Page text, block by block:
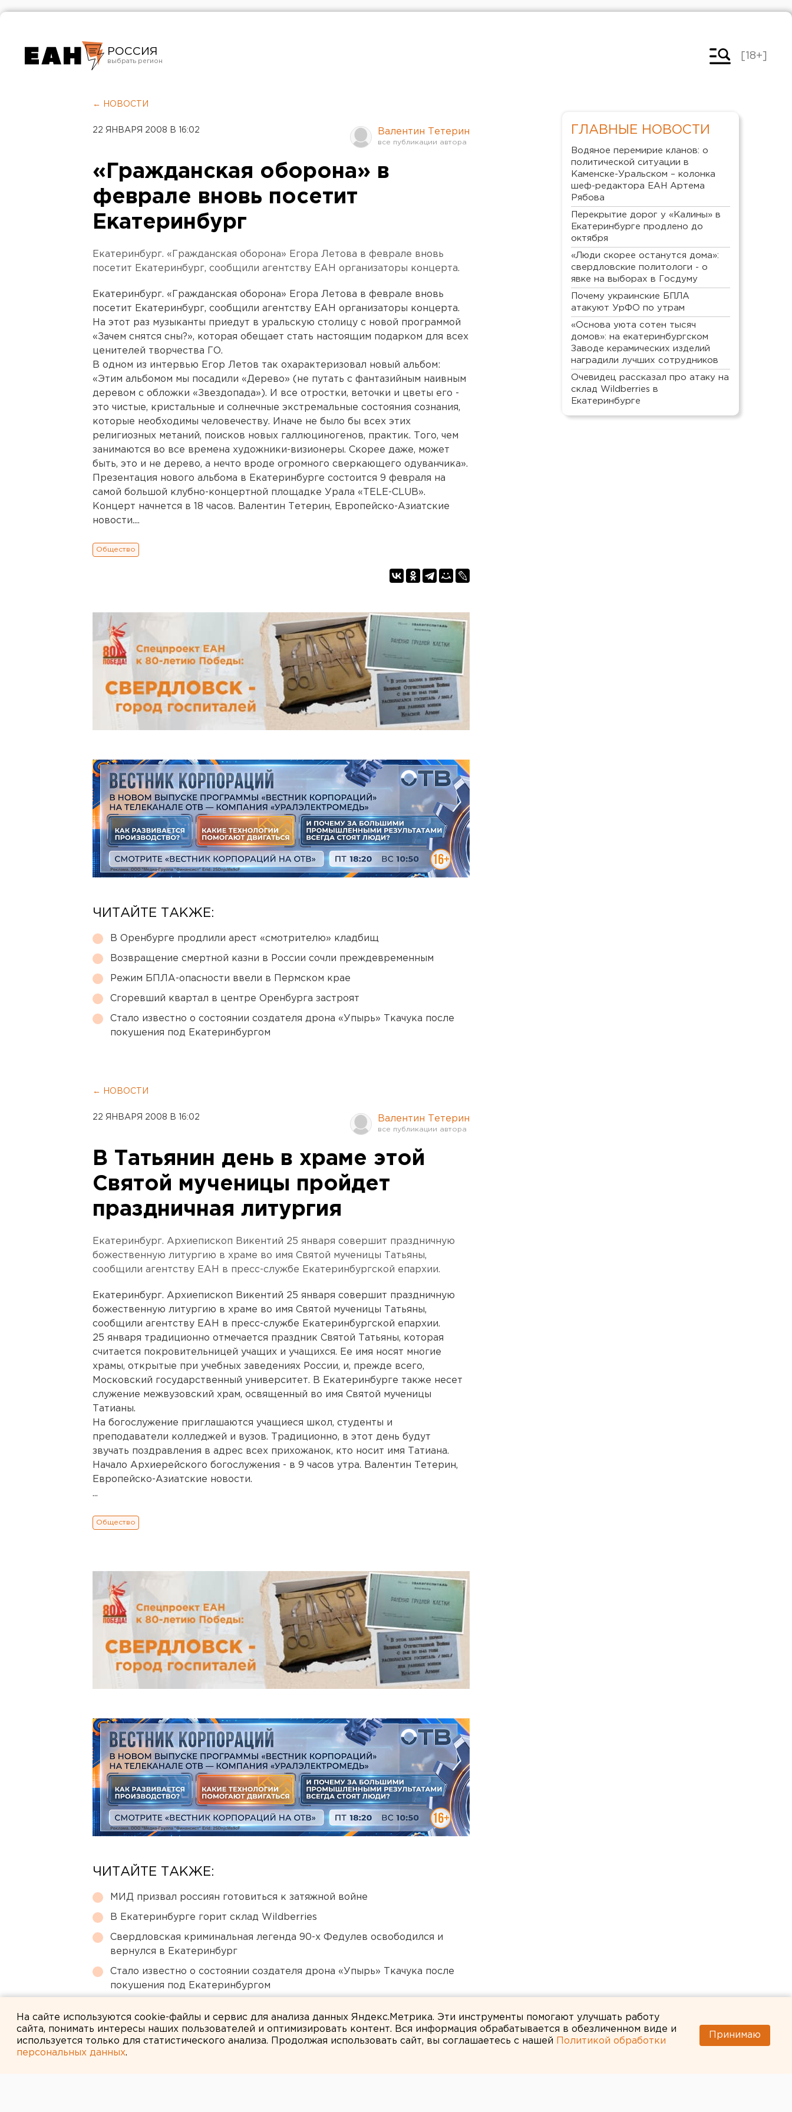
РОССИЯ
Челябинск
[18+]
← НОВОСТИ
22 ЯНВАРЯ 2008 В 16:02 Валентин Тетерин
«Гражданская оборона» в
феврале вновь посетит
Екатеринбург
Екатеринбург. «Гражданская оборона» Егора Летова в феврале вновь
посетит Екатеринбург, сообщили агентству ЕАН организаторы концерта.
Екатеринбург. «Гражданская оборона» Егора Летова в феврале вновь
посетит Екатеринбург, сообщили агентству ЕАН организаторы концерта.
На этот раз музыканты приедут в уральскую столицу с новой программой
«Зачем снятся сны?», которая обещает стать настоящим подарком для всех
ценителей творчества ГО.
В одном из интервью Егор Летов так охарактеризовал новый альбом:
«Этим альбомом мы посадили «Дерево» (не путать с фантазийным наивным
деревом с обложки «Звездопада»). И все отростки, веточки и цветы его -
это чистые, кристальные и солнечные экстремальные состояния сознания,
которые необходимы человечеству. Иначе не было бы всех этих
религиозных метаний, поисков новых галлюциногенов, практик. Того, чем
занимаются во все времена художники-визионеры. Скорее даже, может
быть, это и не дерево, а нечто вроде огромного сверкающего одуванчика».
Презентация нового альбома в Екатеринбурге состоится 9 февраля на
самой большой клубно-концертной площадке Урала «TELE-CLUB».
Концерт начнется в 18 часов. Валентин Тетерин, Европейско-Азиатские
новости....
Общество
ЧИТАЙТЕ ТАКЖЕ:
В Оренбурге продлили арест «смотрителю» кладбищ
Возвращение смертной казни в России сочли преждевременным
Режим БПЛА-опасности ввели в Пермском крае
Сгоревший квартал в центре Оренбурга застроят
Стало известно о состоянии создателя дрона «Упырь» Ткачука после
покушения под Екатеринбургом
← НОВОСТИ
22 ЯНВАРЯ 2008 В 16:02 Валентин Тетерин
В Татьянин день в храме этой
Святой мученицы пройдет
праздничная литургия
Екатеринбург. Архиепископ Викентий 25 января совершит праздничную
божественную литургию в храме во имя Святой мученицы Татьяны,
сообщили агентству ЕАН в пресс-службе Екатеринбургской епархии.
Екатеринбург. Архиепископ Викентий 25 января совершит праздничную
божественную литургию в храме во имя Святой мученицы Татьяны,
сообщили агентству ЕАН в пресс-службе Екатеринбургской епархии.
25 января традиционно отмечается праздник Святой Татьяны, которая
считается покровительницей учащих и учащихся. Ее имя носят многие
храмы, открытые при учебных заведениях России, и, прежде всего,
Московский государственный университет. В Екатеринбурге также несет
служение межвузовский храм, освященный во имя Святой мученицы
Татианы.
На богослужение приглашаются учащиеся школ, студенты и
преподаватели колледжей и вузов. Традиционно, в этот день будут
звучать поздравления в адрес всех прихожанок, кто носит имя Татиана.
Начало Архиерейского богослужения - в 9 часов утра. Валентин Тетерин,
Европейско-Азиатские новости.
...
Общество
ЧИТАЙТЕ ТАКЖЕ:
МИД призвал россиян готовиться к затяжной войне
В Екатеринбурге горит склад Wildberries
Свердловская криминальная легенда 90-х Федулев освободился и
вернулся в Екатеринбург
Стало известно о состоянии создателя дрона «Упырь» Ткачука после
покушения под Екатеринбургом
ГЛАВНЫЕ НОВОСТИ
Водяное перемирие кланов: о
политической ситуации в
Каменске-Уральском – колонка
шеф-редактора ЕАН Артема
Рябова
Перекрытие дорог у «Калины» в
Екатеринбурге продлено до
октября
«Люди скорее останутся дома»:
свердловские политологи - о
явке на выборах в Госдуму
Почему украинские БПЛА
атакуют УрФО по утрам
«Основа уюта сотен тысяч
домов»: на екатеринбургском
Заводе керамических изделий
наградили лучших сотрудников
Очевидец рассказал про атаку на
склад Wildberries в
Екатеринбурге
На сайте используются cookie-файлы и сервис для анализа данных Яндекс.Метрика. Эти инструменты помогают улучшать работу
сайта, понимать интересы наших пользователей и оптимизировать контент. Вся информация обрабатывается в обезличенном виде и
используется только для статистического анализа. Продолжая использовать сайт, вы соглашаетесь с нашей
Политикой обработки
персональных данных.
Принимаю